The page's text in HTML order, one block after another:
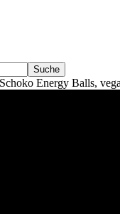
Schoko Energy Balls,